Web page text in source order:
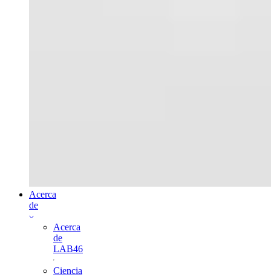
Acerca
de
Acerca
de
LAB46
Ciencia